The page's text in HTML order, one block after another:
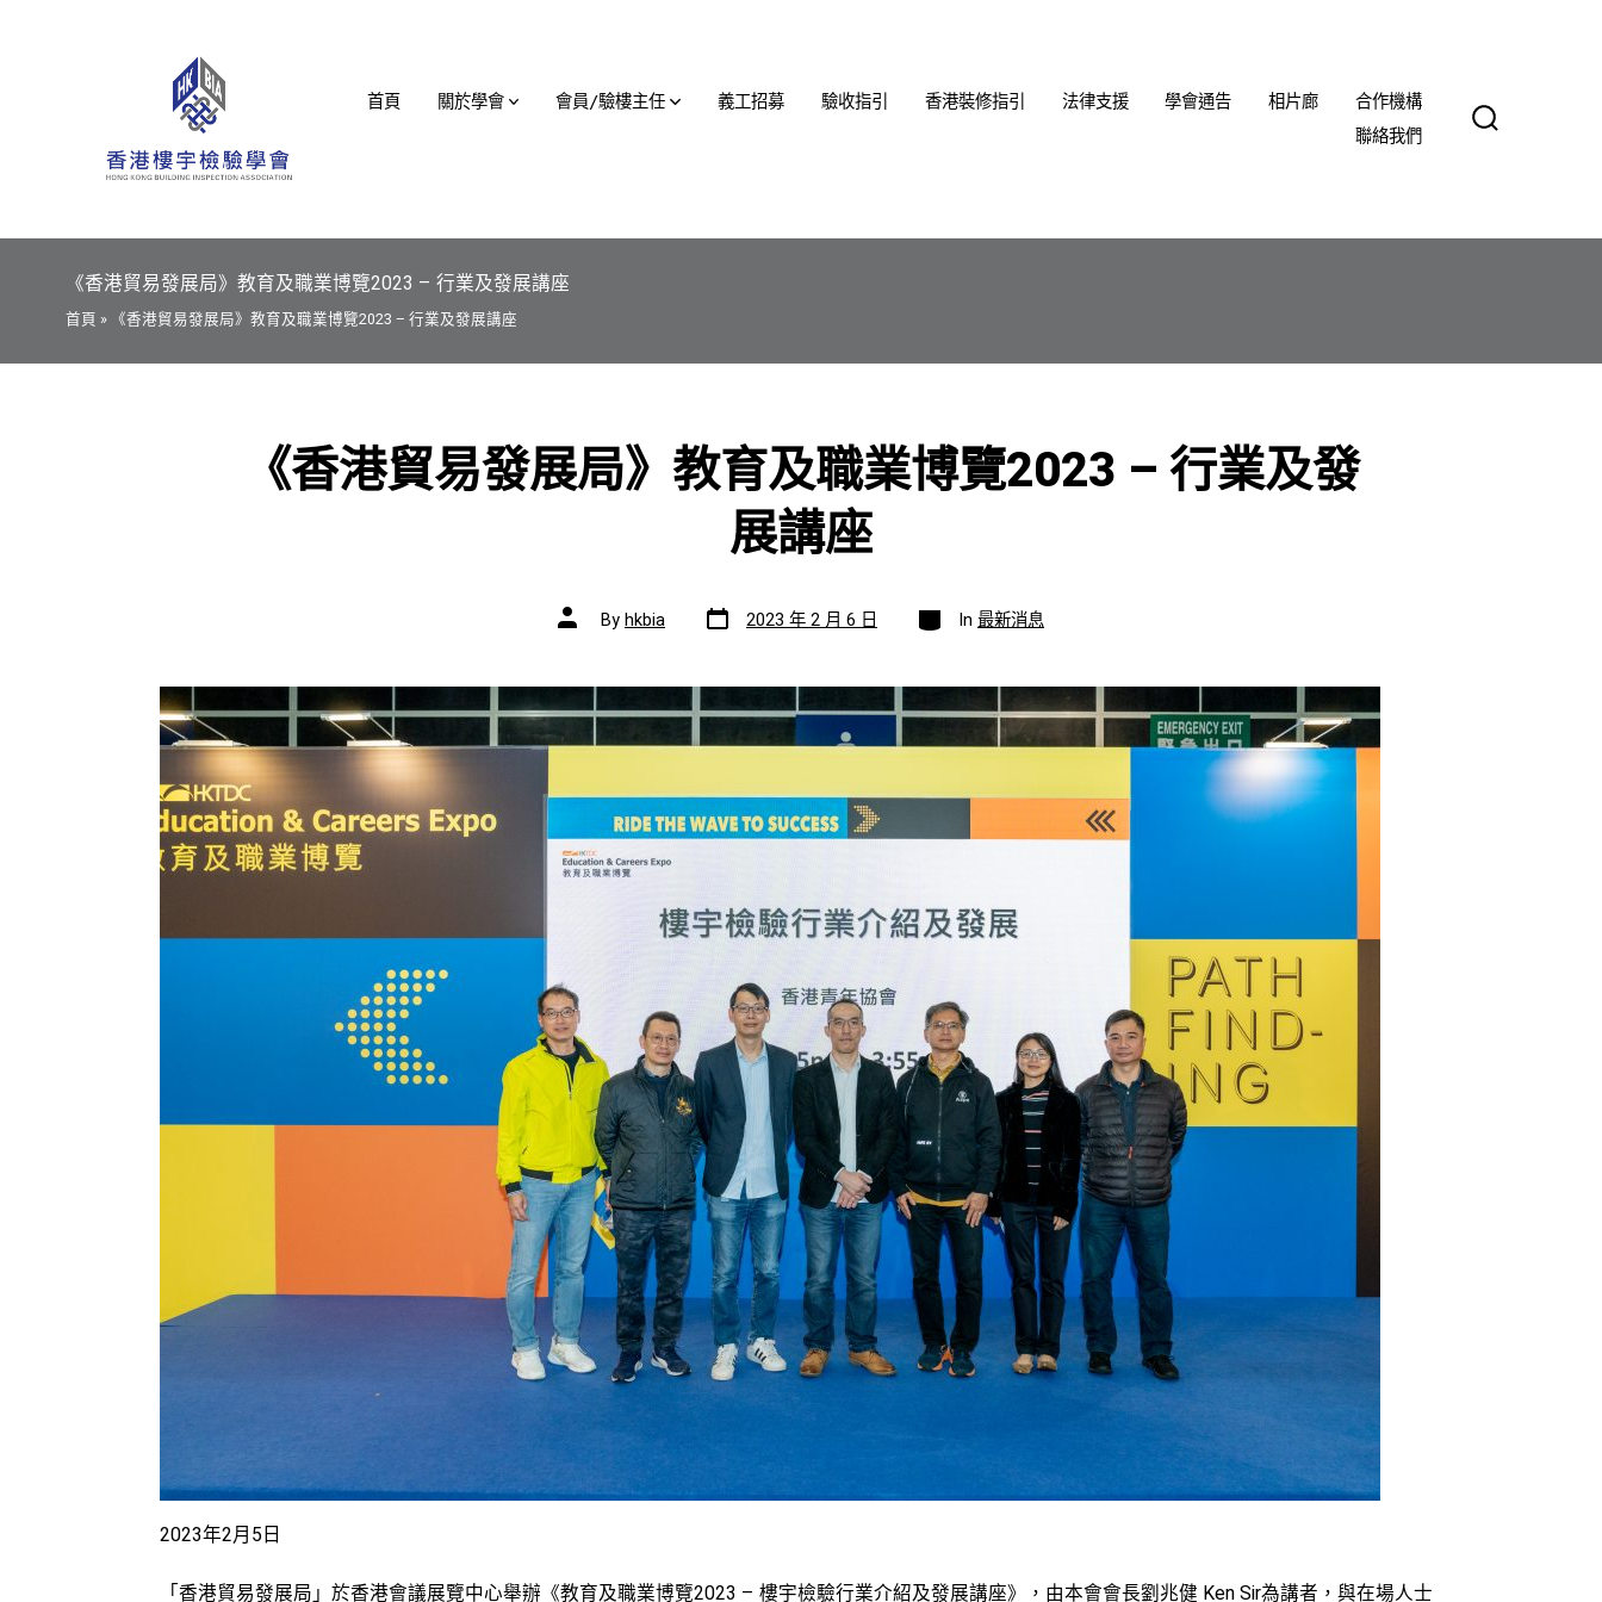
首頁 關於學會 會員/驗樓主任 義工招募 驗收指引 香港裝修指引 法律支援 學會通告 相片廊
合作機構
聯絡我們
《香港貿易發展局》教育及職業博覽2023 – 行業及發展講座
首頁 » 《香港貿易發展局》教育及職業博覽2023 – 行業及發展講座
《香港貿易發展局》教育及職業博覽2023 – 行業及發
展講座
Post
authorByhkbia Post
date 2023 年 2 月 6 日 Categories
In 最新消息
2023年2月5日
「香港貿易發展局」於香港會議展覽中心舉辦《教育及職業博覽2023 – 樓宇檢驗行業介紹及發展講座》，由本會會長劉兆健 Ken Sir為講者，與在場人士